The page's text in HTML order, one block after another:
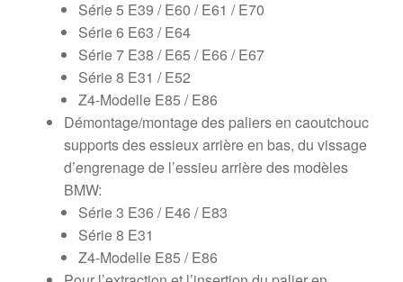
Série 5 E39 / E60 / E61 / E70
Série 6 E63 / E64
Série 7 E38 / E65 / E66 / E67
Série 8 E31 / E52
Z4-Modelle E85 / E86
Démontage/montage des paliers en caoutchouc
supports des essieux arrière en bas, du vissage
d’engrenage de l’essieu arrière des modèles
BMW:
Série 3 E36 / E46 / E83
Série 8 E31
Z4-Modelle E85 / E86